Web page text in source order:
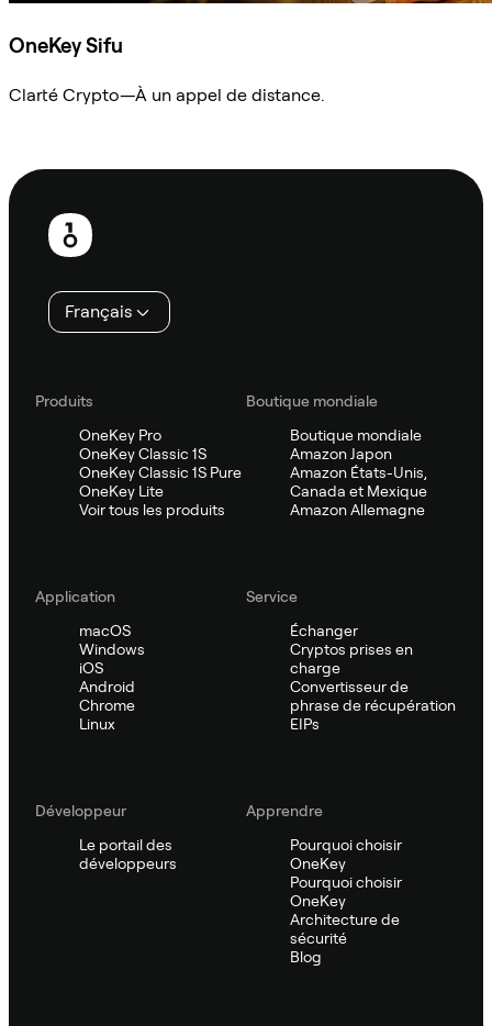
OneKey Sifu
Clarté Crypto—À un appel de distance.
Pied
page
Français
Produits
OneKey Pro
OneKey Classic 1S
OneKey Classic 1S Pure
OneKey Lite
Voir tous les produits
Boutique mondiale
Boutique mondiale
Amazon Japon
Amazon États-Unis,
Canada et Mexique
Amazon Allemagne
Application
macOS
Windows
iOS
Android
Chrome
Linux
Service
Échanger
Cryptos prises en
charge
Convertisseur de
phrase de récupération
EIPs
Développeur
Le portail des
développeurs
Apprendre
Pourquoi choisir
OneKey
Pourquoi choisir
OneKey
Architecture de
sécurité
Blog